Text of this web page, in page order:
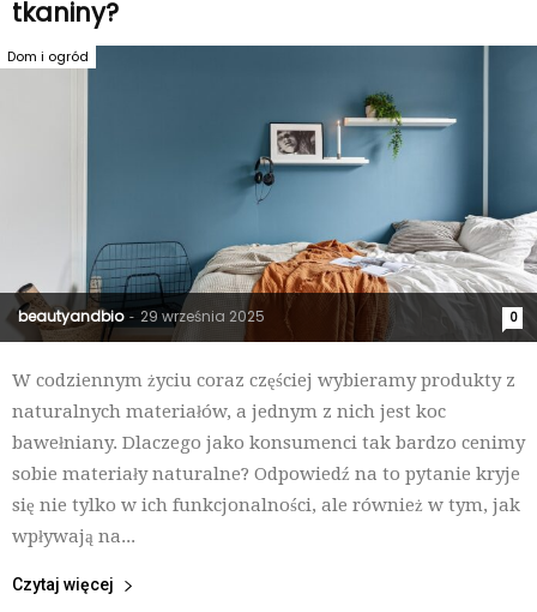
tkaniny?
beautyandbio - 29 września 2025 0
Dom i ogród
W codziennym życiu coraz częściej wybieramy produkty z
naturalnych materiałów, a jednym z nich jest koc
bawełniany. Dlaczego jako konsumenci tak bardzo cenimy
sobie materiały naturalne? Odpowiedź na to pytanie kryje
się nie tylko w ich funkcjonalności, ale również w tym, jak
wpływają na...
Czytaj więcej